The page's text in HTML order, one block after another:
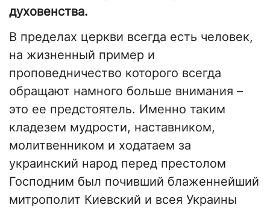
духовенства.
В пределах церкви всегда есть человек,
на жизненный пример и
проповедничество которого всегда
обращают намного больше внимания –
это ее предстоятель. Именно таким
кладезем мудрости, наставником,
молитвенником и ходатаем за
украинский народ перед престолом
Господним был почивший блаженнейший
митрополит Киевский и всея Украины